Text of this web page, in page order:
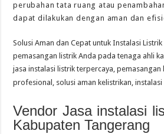
perubahan tata ruang atau
dapat dilakukan dengan aman dan
Solusi Aman dan Cepat untuk Instalasi Listrik
pemasangan listrik Anda pada tenaga ahli
jasa instalasi listrik terpercaya,
profesional, solusi aman kelistrikan,
Vendor Jasa instalasi
Kabupaten Tangerang